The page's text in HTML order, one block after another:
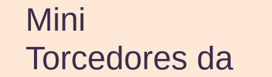
Mini
Torcedores da